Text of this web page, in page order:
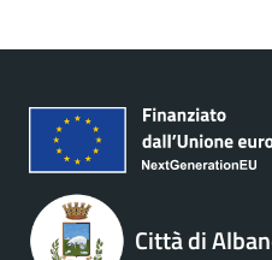
Città di